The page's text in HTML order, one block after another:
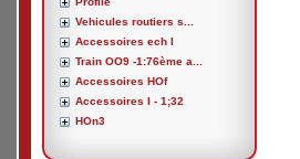
Vehicules routiers s...
Accessoires ech I
Train OO9 -1:76ème a...
Accessoires HOf
Accessoires I - 1;32
HOn3